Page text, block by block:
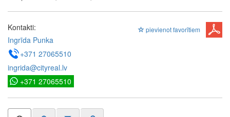
pievienot favorītiem
Kontakti:
Ingrīda Punka
+371 27065510
ingrida@cityreal.lv
+371 27065510